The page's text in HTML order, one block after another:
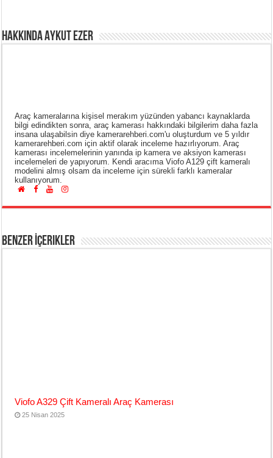
Hakkında Aykut Ezer
Araç kameralarına kişisel merakım yüzünden yabancı kaynaklarda
bilgi edindikten sonra, araç kamerası hakkındaki bilgilerim daha fazla
insana ulaşabilsin diye kamerarehberi.com'u oluşturdum ve 5 yıldır
kamerarehberi.com için aktif olarak inceleme hazırlıyorum. Araç
kamerası incelemelerinin yanında ip kamera ve aksiyon kamerası
incelemeleri de yapıyorum. Kendi aracıma Viofo A129 çift kameralı
modelini almış olsam da inceleme için sürekli farklı kameralar
kullanıyorum.
Benzer İçerikler
Viofo A329 Çift Kameralı Araç Kamerası
25 Nisan 2025